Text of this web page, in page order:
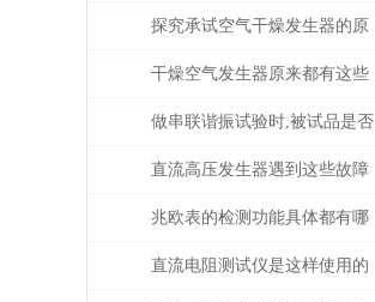
自动化控制？
探究承试空气干燥发生器的原
理与应用
干燥空气发生器原来都有这些
性能和特点
做串联谐振试验时,被试品是否
被击穿该如何判断？
直流高压发生器遇到这些故障
该如何处理？
兆欧表的检测功能具体都有哪
些？
直流电阻测试仪是这样使用的